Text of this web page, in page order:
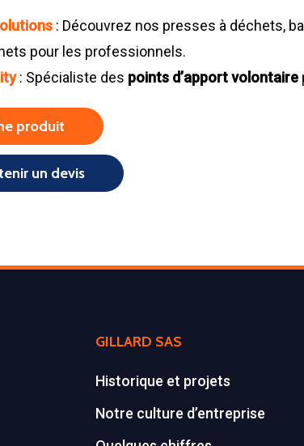
: Découvrez nos presses à déchets,
pour les professionnels.
: Spécialiste des points d’apport volontaire
produit
un devis
GILLARD SAS
Historique et projets
Notre culture d’entreprise